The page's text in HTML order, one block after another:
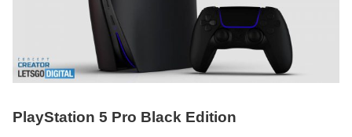
PlayStation 5 Pro Black Edition